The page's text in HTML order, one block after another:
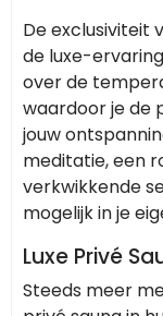
De exclusiviteit
de luxe-
over de
waardoor je de
jouw
meditatie, een
verkwikkende
mogelijk in je
Luxe Privé
Steeds meer